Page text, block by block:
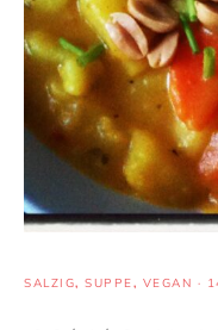
SALZIG, SUPPE, VEGAN ·